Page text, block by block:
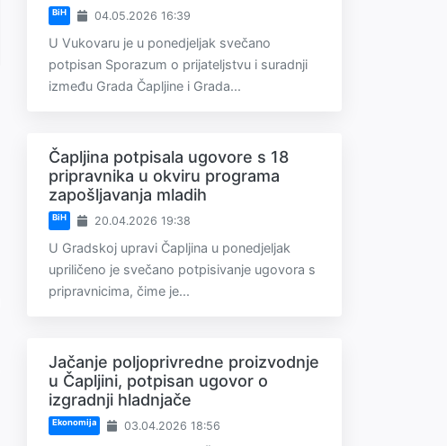
BiH 04.05.2026 16:39
U Vukovaru je u ponedjeljak svečano
potpisan Sporazum o prijateljstvu i suradnji
između Grada Čapljine i Grada...
Čapljina potpisala ugovore s 18
pripravnika u okviru programa
zapošljavanja mladih
BiH 20.04.2026 19:38
U Gradskoj upravi Čapljina u ponedjeljak
upriličeno je svečano potpisivanje ugovora s
pripravnicima, čime je...
Jačanje poljoprivredne proizvodnje
u Čapljini, potpisan ugovor o
izgradnji hladnjače
Ekonomija 03.04.2026 18:56